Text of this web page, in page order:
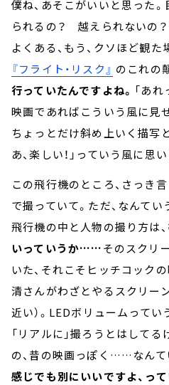
僕ね、あそこがいいと思った
られるの？ 越えられないの
よくある、もう、クソほど観た
『フライト・リスク』 のこれの
行っていたんですよね。 「あ
映画であればこういう風に見
ちょっとだけ斜め上いく描写
あ、楽しい！」っていう風に思
この飛行機のところ、さっき
で撮っていて。ただ、なんて
飛行機の中と人物の撮り方は、
いっていうか……そのスクリ
いた、それこそヒッチコック
清さんがわざとやるスクリー
近い）。LEDボリュームって
「リアルに」撮ろうとはして
の、昔の映画っぽく……なんて
感じでも別にいいですよ、っ